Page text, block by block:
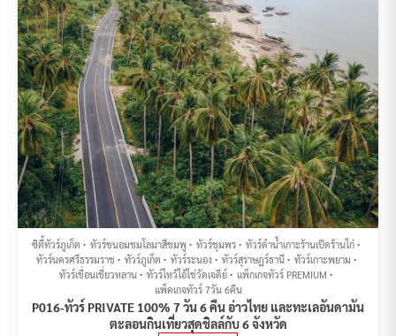
ซิตี้ทัวร์ภูเก็ต ทัวร์ขนอมชมโลมาสีชมพู ทัวร์ชุมพร
ทัวร์ดำน้ำเกาะร้านเป็ดร้านไก่
ทัวร์นครศรีธรรมราช
ทัวร์ภูเก็ต ทัวร์ระนอง ทัวร์สุราษฎร์ธานี
ทัวร์เกาะพยาม
ทัวร์เขื่อนเชี่ยวหลาน
ทัวร์ไหว้ไอ้ไข่วัดเจดีย์
แพ็กเกจทัวร์ PREMIUM
แพ็คเกจทัวร์ 7วัน 6คืน
P016-ทัวร์ PRIVATE 100% 7 วัน 6 คืน อ่าวไทย และทะเลอันดามัน
ตะลอนกินเที่ยวสุดชิลล์กับ 6 จังหวัด